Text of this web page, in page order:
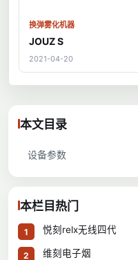
换弹雾化机器
JOUZ S
2021-04-20
本文目录
设备参数
本栏目热门
1 悦刻relx无线四代
2 维刻电子烟